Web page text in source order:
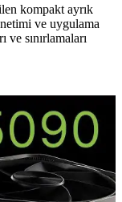
kompakt ayrık
ve uygulama
ve sınırlamaları